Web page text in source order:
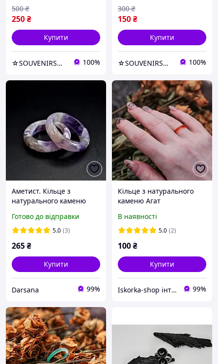
250₴
500 ₴
Купити
☆SOUVENIRS☆ - прикраси, натуральне каміння, перли, фурнітра для рукоділля 100%
150₴
300 ₴
Купити
☆SOUVENIRS☆ - прикраси, натуральне каміння, перли, фурнітра для рукоділля 100%
Аметист. Кільце з
натурального каменю
Готово до відправки
5.0 (3)
265₴
Купити
Darsana 99%
Кільце з натурального
каменю Агат
р-р
В наявності
5.0 (2)
100₴
Купити
Iskorka-shop інтернет-магазин прикрас та товарів для рукоділля 99%